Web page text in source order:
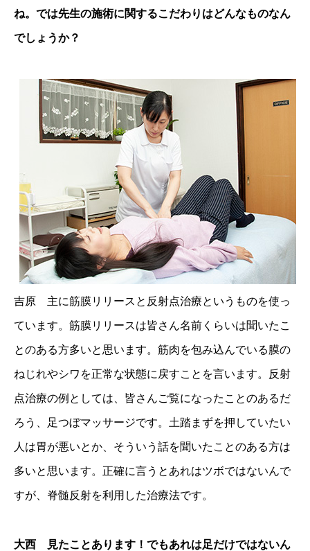
ね。では先生の施術に関するこだわりはどんなものなん
でしょうか？
吉原 主に筋膜リリースと反射点治療というものを使っ
ています。筋膜リリースは皆さん名前くらいは聞いたこ
とのある方多いと思います。筋肉を包み込んでいる膜の
ねじれやシワを正常な状態に戻すことを言います。反射
点治療の例としては、皆さんご覧になったことのあるだ
ろう、足つぼマッサージです。土踏まずを押していたい
人は胃が悪いとか、そういう話を聞いたことのある方は
多いと思います。正確に言うとあれはツボではないんで
すが、脊髄反射を利用した治療法です。
大西 見たことあります！でもあれは足だけではないん